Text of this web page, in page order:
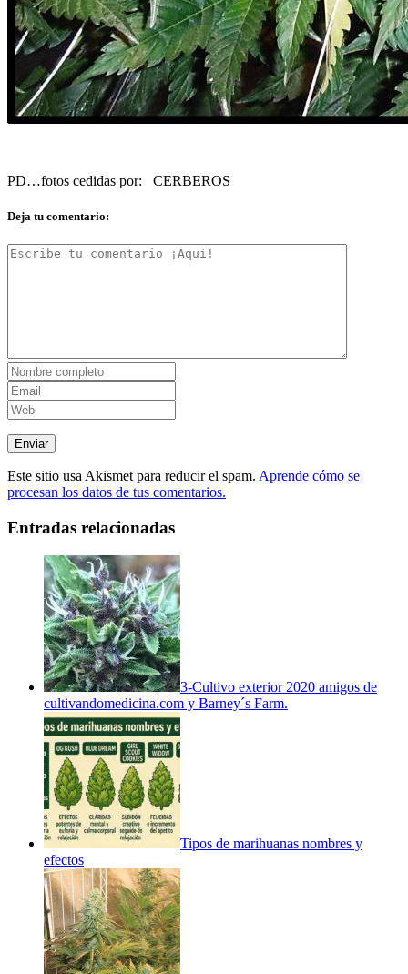
PD…fotos cedidas por: CERBEROS
Deja tu comentario:
Este sitio usa Akismet para reducir el spam. Aprende cómo se
procesan los datos de tus comentarios.
Entradas relacionadas
3-Cultivo exterior 2020 amigos de
cultivandomedicina.com y Barney´s Farm.
Tipos de marihuanas nombres y
efectos